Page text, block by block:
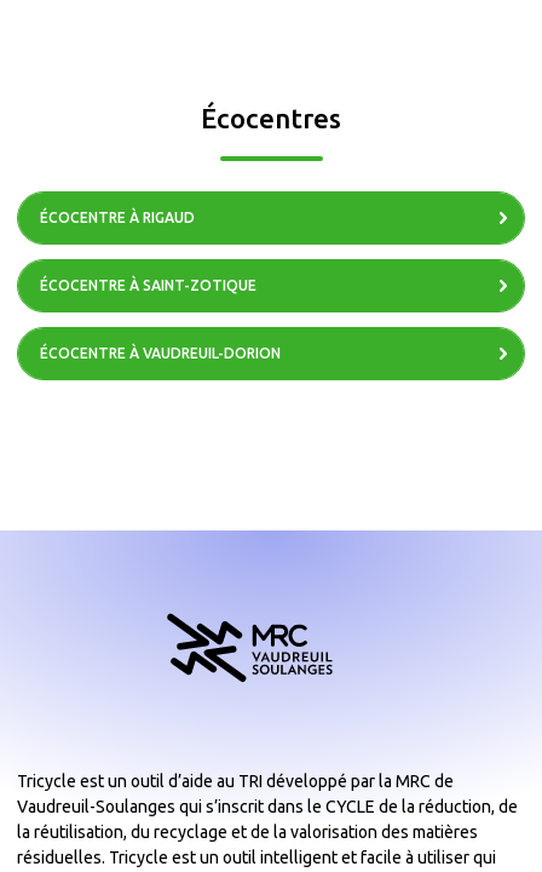
Écocentres
ÉCOCENTRE À RIGAUD
ÉCOCENTRE À SAINT-ZOTIQUE
ÉCOCENTRE À VAUDREUIL-DORION
Tricycle est un outil d’aide au TRI développé par la MRC de
Vaudreuil-Soulanges qui s’inscrit dans le CYCLE de la réduction, de
la réutilisation, du recyclage et de la valorisation des matières
résiduelles. Tricycle est un outil intelligent et facile à utiliser qui